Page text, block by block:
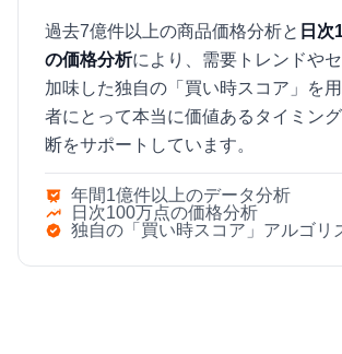
過去7億件以上の商品価格分析と 日次
の価格分析により、需要トレンドや
加味した独自の「買い時スコア」を
者にとって本当に価値あるタイミン
断をサポートしています。
年間1億件以上のデータ分析
日次100万点の価格分析
独自の「買い時スコア」アルゴリ